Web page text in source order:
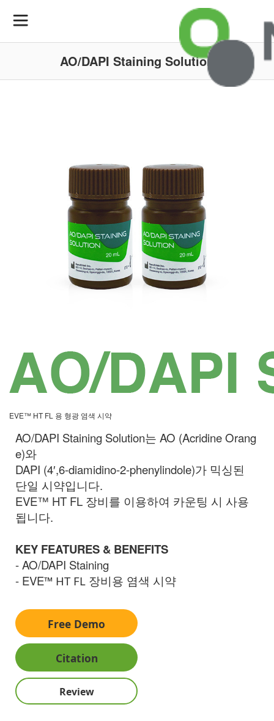
AO/DAPI Staining Solution
EVE™ HT FL 용 형광 염색 시약
AO/DAPI Staining Solution는 AO (Acridine Orang
e)와
DAPI (4′,6-diamidino-2-phenylindole)가 믹싱된
단일 시약입니다.
EVE™ HT FL 장비를 이용하여 카운팅 시 사용
됩니다.
KEY FEATURES & BENEFITS
- AO/DAPI Staining
- EVE™ HT FL 장비용 염색 시약
Free Demo
Citation
Review